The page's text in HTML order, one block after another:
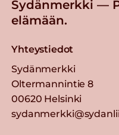
Sydänmerkki —
elämään.
Yhteystiedot
Sydänmerkki
Oltermannintie 8
00620 Helsinki